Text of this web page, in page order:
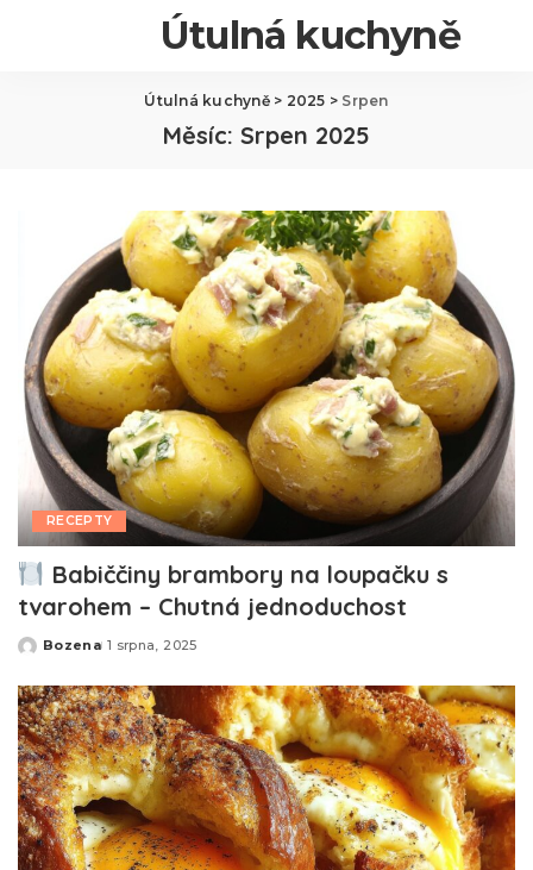
Útulná kuchyně
Útulná kuchyně> 2025 > Srpen
Měsíc: Srpen 2025
RECEPTY
Babiččiny brambory na loupačku s
tvarohem – Chutná jednoduchost
Posted
Bozena 1 srpna, 2025